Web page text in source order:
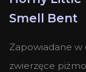
Smell Bent
Zapowiadane w
zwierzęce